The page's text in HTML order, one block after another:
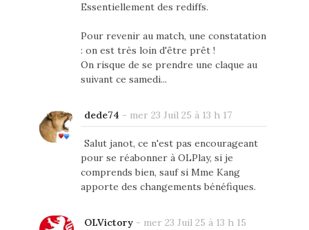
Essentiellement des rediffs.
Pour revenir au match, une constatation
: on est très loin d'être prêt !
On risque de se prendre une claque au
suivant ce samedi...
dede74 - mer 23 Juil 25 à 13 h 17
Salut janot, ce n'est pas encourageant
pour se réabonner à OLPlay, si je
comprends bien, sauf si Mme Kang
apporte des changements bénéfiques.
OLVictory- mer 23 Juil 25 à 13 h 15